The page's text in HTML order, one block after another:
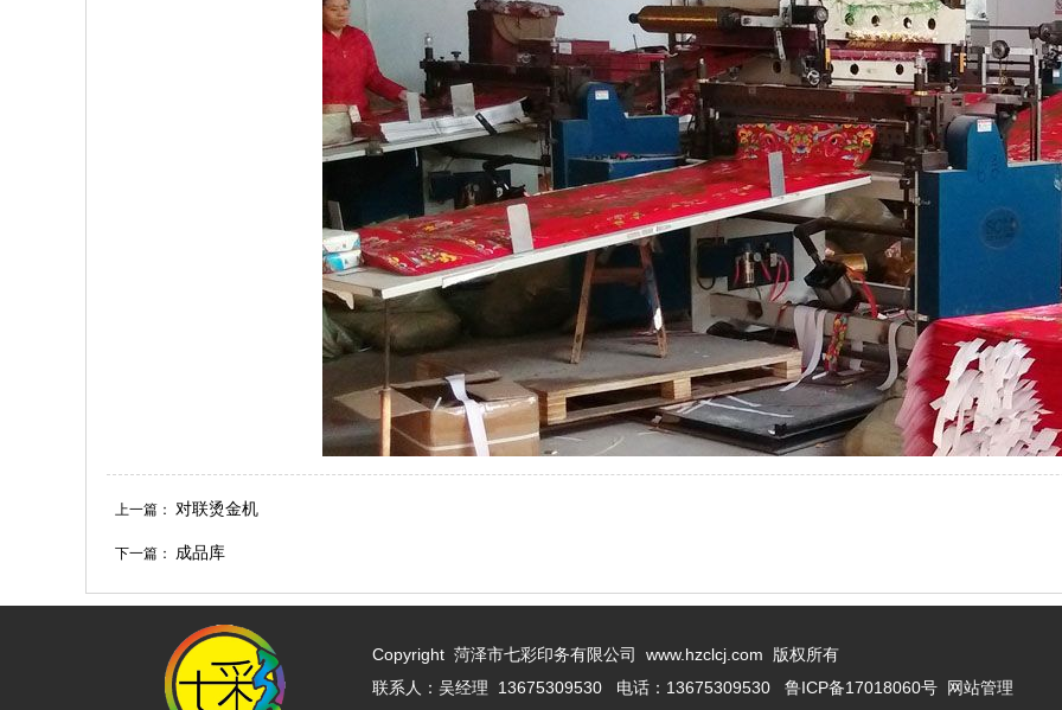
上一篇： 对联烫金机
下一篇： 成品库
Copyright 菏泽市七彩印务有限公司 www.hzclcj.com 版权所有
联系人：吴经理 13675309530 电话：13675309530 鲁ICP备17018060号 网站管理